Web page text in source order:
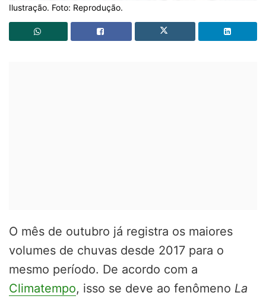
Ilustração. Foto: Reprodução.
O mês de outubro já registra os maiores
volumes de chuvas desde 2017 para o
mesmo período. De acordo com a
Climatempo, isso se deve ao fenômeno La